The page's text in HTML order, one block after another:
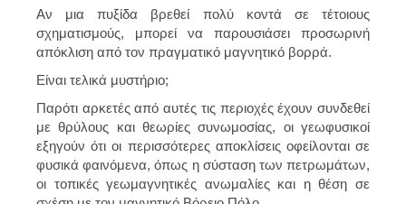
Αν μια πυξίδα βρεθεί πολύ κοντά σε τέτοιους
σχηματισμούς, μπορεί να παρουσιάσει προσωρινή
απόκλιση από τον πραγματικό μαγνητικό βορρά.
Είναι τελικά μυστήριο;
Παρότι αρκετές από αυτές τις περιοχές έχουν συνδεθεί
με θρύλους και θεωρίες συνωμοσίας, οι γεωφυσικοί
εξηγούν ότι οι περισσότερες αποκλίσεις οφείλονται σε
φυσικά φαινόμενα, όπως η σύσταση των πετρωμάτων,
οι τοπικές γεωμαγνητικές ανωμαλίες και η θέση σε